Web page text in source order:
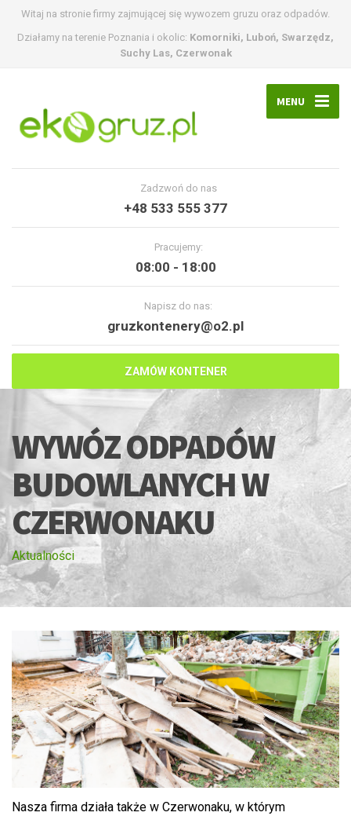
Witaj na stronie firmy zajmującej się wywozem gruzu oraz odpadów.
Działamy na terenie Poznania i okolic: Komorniki, Luboń, Swarzędz,
Suchy Las, Czerwonak
MENU
Zadzwoń do nas
+48 533 555 377
Pracujemy:
08:00 - 18:00
Napisz do nas:
gruzkontenery@o2.pl
ZAMÓW KONTENER
WYWÓZ ODPADÓW
BUDOWLANYCH W
CZERWONAKU
Aktualności
Nasza firma działa także w Czerwonaku, w którym